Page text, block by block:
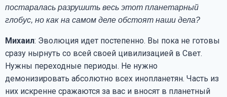
постаралась разрушить весь этот планетарный
глобус, но как на самом деле обстоят наши дела?
Михаил: Эволюция идет постепенно. Вы пока не готовы
сразу нырнуть со всей своей цивилизацией в Свет.
Нужны переходные периоды. Не нужно
демонизировать абсолютно всех инопланетян. Часть из
них искренне сражаются за вас и вносят в планетный